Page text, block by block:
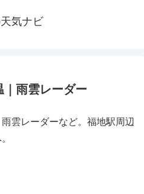
気ナビ
雨雲レーダー
雲レーダーなど。福地駅周辺